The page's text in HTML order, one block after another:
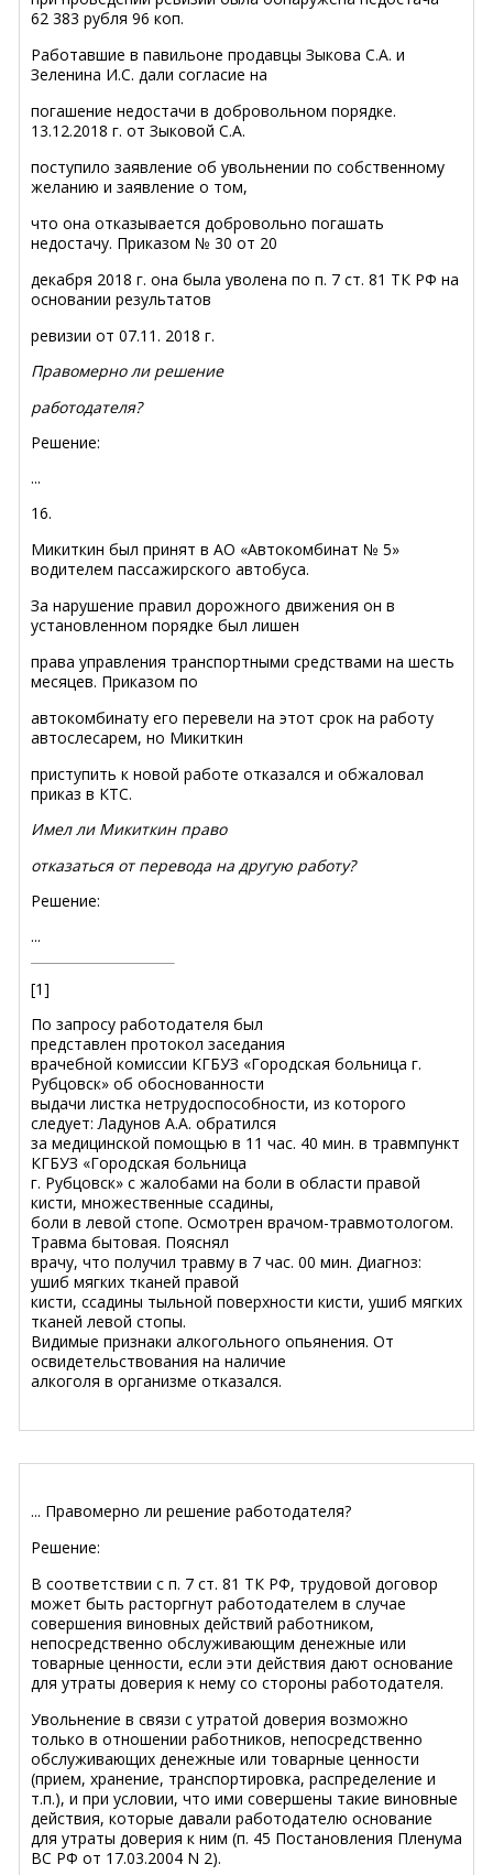
62 383 рубля 96 коп.
Работавшие в павильоне продавцы Зыкова С.А. и
Зеленина И.С. дали согласие на
погашение недостачи в добровольном порядке.
13.12.2018 г. от Зыковой С.А.
поступило заявление об увольнении по собственному
желанию и заявление о том,
что она отказывается добровольно погашать
недостачу. Приказом № 30 от 20
декабря 2018 г. она была уволена по п. 7 ст. 81 ТК РФ на
основании результатов
ревизии от 07.11. 2018 г.
Правомерно ли решение
работодателя?
Решение:
...
16.
Микиткин был принят в АО «Автокомбинат № 5»
водителем пассажирского автобуса.
За нарушение правил дорожного движения он в
установленном порядке был лишен
права управления транспортными средствами на шесть
месяцев. Приказом по
автокомбинату его перевели на этот срок на работу
автослесарем, но Микиткин
приступить к новой работе отказался и обжаловал
приказ в КТС.
Имел ли Микиткин право
отказаться от перевода на другую работу?
Решение:
...
[1]
По запросу работодателя был
представлен протокол заседания
врачебной комиссии КГБУЗ «Городская больница г.
Рубцовск» об обоснованности
выдачи листка нетрудоспособности, из которого
следует: Ладунов А.А. обратился
за медицинской помощью в 11 час. 40 мин. в травмпункт
КГБУЗ «Городская больница
г. Рубцовск» с жалобами на боли в области правой
кисти, множественные ссадины,
боли в левой стопе. Осмотрен врачом-травмотологом.
Травма бытовая. Пояснял
врачу, что получил травму в 7 час. 00 мин. Диагноз:
ушиб мягких тканей правой
кисти, ссадины тыльной поверхности кисти, ушиб мягких
тканей левой стопы.
Видимые признаки алкогольного опьянения. От
освидетельствования на наличие
алкоголя в организме отказался.
... Правомерно ли решение работодателя?
Решение:
В соответствии с п. 7 ст. 81 ТК РФ, трудовой договор
может быть расторгнут работодателем в случае
совершения виновных действий работником,
непосредственно обслуживающим денежные или
товарные ценности, если эти действия дают основание
для утраты доверия к нему со стороны работодателя.
Увольнение в связи с утратой доверия возможно
только в отношении работников, непосредственно
обслуживающих денежные или товарные ценности
(прием, хранение, транспортировка, распределение и
т.п.), и при условии, что ими совершены такие виновные
действия, которые давали работодателю основание
для утраты доверия к ним (п. 45 Постановления Пленума
ВС РФ от 17.03.2004 N 2).